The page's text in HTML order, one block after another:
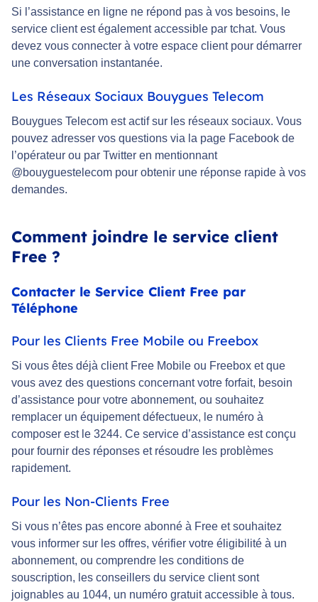
Si l’assistance en ligne ne répond pas à vos besoins, le
service client est également accessible par tchat. Vous
devez vous connecter à votre espace client pour démarrer
une conversation instantanée.
Les Réseaux Sociaux Bouygues Telecom
Bouygues Telecom est actif sur les réseaux sociaux. Vous
pouvez adresser vos questions via la page Facebook de
l’opérateur ou par Twitter en mentionnant
@bouyguestelecom pour obtenir une réponse rapide à vos
demandes.
Comment joindre le service client
Free ?
Contacter le Service Client Free par
Téléphone
Pour les Clients Free Mobile ou Freebox
Si vous êtes déjà client Free Mobile ou Freebox et que
vous avez des questions concernant votre forfait, besoin
d’assistance pour votre abonnement, ou souhaitez
remplacer un équipement défectueux, le numéro à
composer est le 3244. Ce service d’assistance est conçu
pour fournir des réponses et résoudre les problèmes
rapidement.
Pour les Non-Clients Free
Si vous n’êtes pas encore abonné à Free et souhaitez
vous informer sur les offres, vérifier votre éligibilité à un
abonnement, ou comprendre les conditions de
souscription, les conseillers du service client sont
joignables au 1044, un numéro gratuit accessible à tous.